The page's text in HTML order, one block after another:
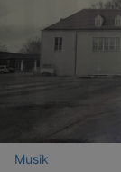
Musik